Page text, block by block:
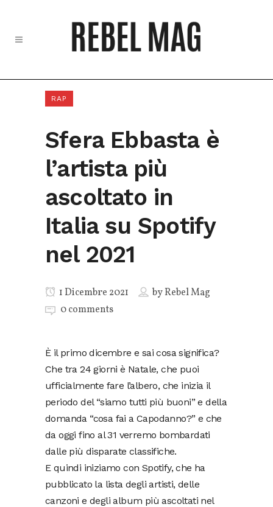
RAP
Sfera Ebbasta è
l’artista più
ascoltato in
Italia su Spotify
nel 2021
1 Dicembre 2021 byRebel Mag
0 comments
È il primo dicembre e sai cosa significa?
Che tra 24 giorni è Natale, che puoi
ufficialmente fare l’albero, che inizia il
periodo del “siamo tutti più buoni” e della
domanda “cosa fai a Capodanno?” e che
da oggi fino al 31 verremo bombardati
dalle più disparate classifiche.
E quindi iniziamo con Spotify, che ha
pubblicato la lista degli artisti, delle
canzoni e degli album più ascoltati nel